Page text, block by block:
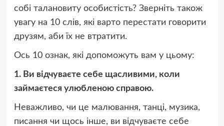
собі талановиту особистість? Зверніть також
увагу на 10 слів, які варто перестати говорити
друзям, аби їх не втратити.
Ось 10 ознак, які допоможуть вам у цьому:
1. Ви відчуваєте себе щасливими, коли
займаєтеся улюбленою справою.
Неважливо, чи це малювання, танці, музика,
писання чи щось інше, ви відчуваєте себе